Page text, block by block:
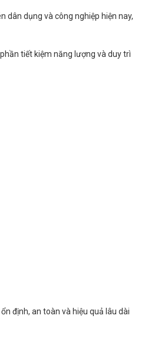
dân dụng và công nghiệp hiện nay,
tiết kiệm năng lượng và duy trì
định, an toàn và hiệu quả lâu dài